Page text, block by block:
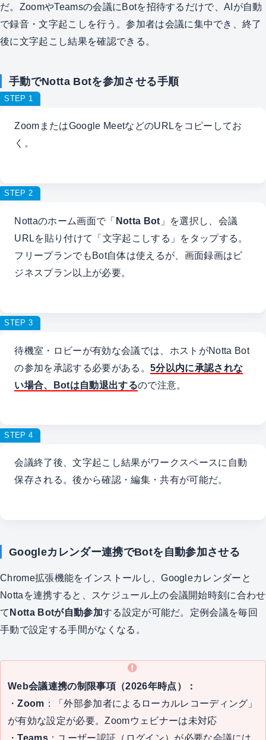
だ。ZoomやTeamsの会議にBotを招待するだけで、AIが自動
で録音・文字起こしを行う。参加者は会議に集中でき、終了
後に文字起こし結果を確認できる。
手動でNotta Botを参加させる手順
STEP 1
ZoomまたはGoogle MeetなどのURLをコピーしてお
く。
STEP 2
Nottaのホーム画面で「Notta Bot 」を選択し、会議
URLを貼り付けて「文字起こしする」をタップする。
フリープランでもBot自体は使えるが、画面録画はビ
ジネスプラン以上が必要。
STEP 3
待機室・ロビーが有効な会議では、ホストがNotta Bot
の参加を承認する必要がある。 5分以内に承認されな
い場合、Botは自動退出するので注意。
STEP 4
会議終了後、文字起こし結果がワークスペースに自動
保存される。後から確認・編集・共有が可能だ。
Googleカレンダー連携でBotを自動参加させる
Chrome拡張機能をインストールし、Googleカレンダーと
Nottaを連携すると、スケジュール上の会議開始時刻に合わせ
てNotta Botが自動参加する設定が可能だ。定例会議を毎回
手動で設定する手間がなくなる。
Web会議連携の制限事項（2026年時点）：
・Zoom ：「外部参加者によるローカルレコーディング」
が有効な設定が必要。Zoomウェビナーは未対応
・Teams：ユーザー認証（ログイン）が必要な会議には